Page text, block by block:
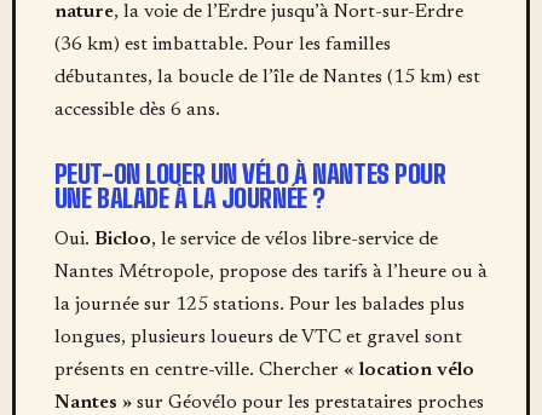
nature, la voie de l’Erdre jusqu’à Nort-sur-Erdre
(36 km) est imbattable. Pour les familles
débutantes, la boucle de l’île de Nantes (15 km) est
accessible dès 6 ans.
PEUT-ON LOUER UN VÉLO À NANTES POUR
UNE BALADE À LA JOURNÉE ?
Oui. Bicloo, le service de vélos libre-service de
Nantes Métropole, propose des tarifs à l’heure ou à
la journée sur 125 stations. Pour les balades plus
longues, plusieurs loueurs de VTC et gravel sont
présents en centre-ville. Chercher « location vélo
Nantes » sur Géovélo pour les prestataires proches